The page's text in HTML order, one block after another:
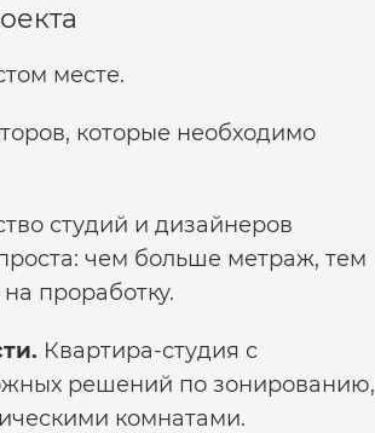
месте.
которые необходимо
студий и дизайнеров
чем больше метраж, тем
проработку.
Квартира-студия с
решений по зонированию,
комнатами.